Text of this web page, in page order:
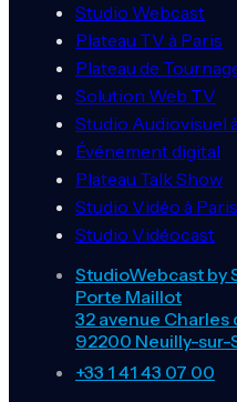
Studio Webcast
Plateau TV à Paris
Plateau de
Solution Web TV
Studio Audiovisuel
Événement digital
Plateau Talk Show
Studio Vidéo à Paris
Studio Vidéocast
StudioWebcast by
Porte Maillot
32 avenue Charles
92200 Neuilly-sur-
+33 1 41 43 07 00